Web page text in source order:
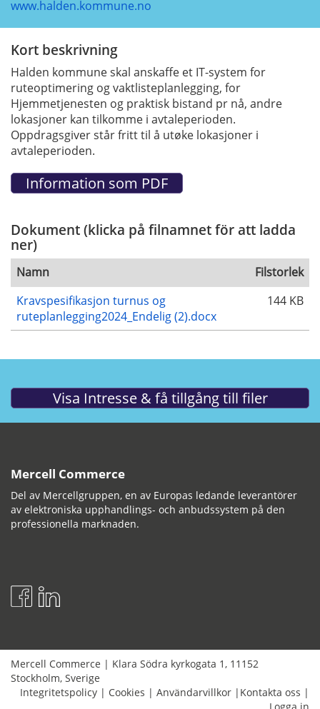
www.halden.kommune.no
Kort beskrivning
Halden kommune skal anskaffe et IT-system for
ruteoptimering og vaktlisteplanlegging, for
Hjemmetjenesten og praktisk bistand pr nå, andre
lokasjoner kan tilkomme i avtaleperioden.
Oppdragsgiver står fritt til å utøke lokasjoner i
avtaleperioden.
Dokument (klicka på filnamnet för att ladda
ner)
Namn
Filstorlek
Kravspesifikasjon turnus og
ruteplanlegging2024_Endelig (2).docx
144 KB
Mercell Commerce
Del av Mercellgruppen, en av Europas ledande leverantörer
av elektroniska upphandlings- och anbudssystem på den
professionella marknaden.
Mercell Commerce | Klara Södra kyrkogata 1 , 11152
Stockholm, Sverige
Integritetspolicy | Cookies | Användarvillkor | Kontakta oss |
Logga in